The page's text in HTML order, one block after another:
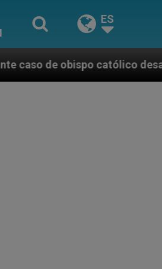
ES
desaparecido por la